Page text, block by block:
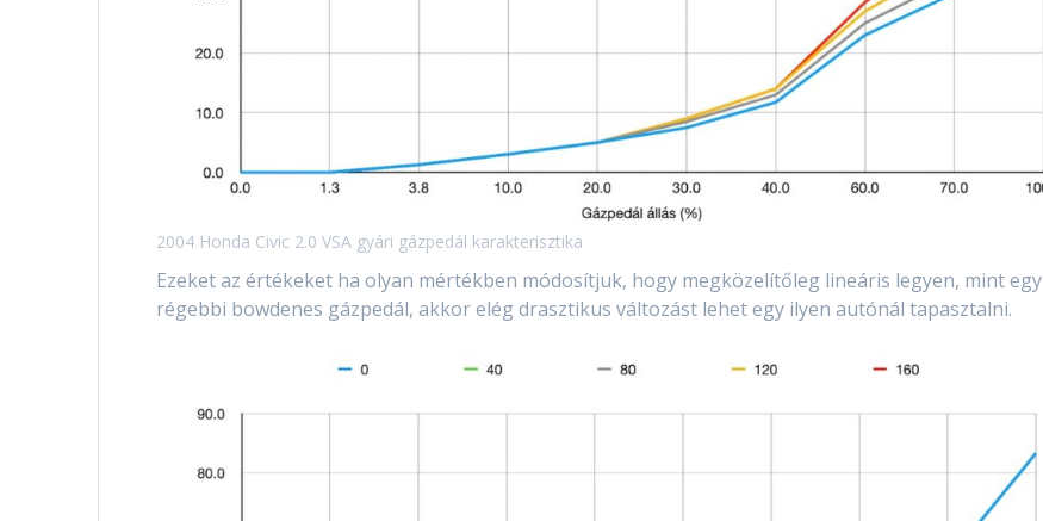
2004 Honda Civic 2.0 VSA gyári gázpedál karakterisztika
Ezeket az értékeket ha olyan mértékben módosítjuk, hogy megközelítőleg lineáris legyen, mint egy
régebbi bowdenes gázpedál, akkor elég drasztikus változást lehet egy ilyen autónál tapasztalni.